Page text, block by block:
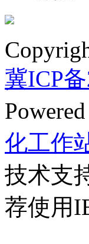
燕山八味—书法
书法名家郭玉来
冀ICP
化工作
技术支
荐使用